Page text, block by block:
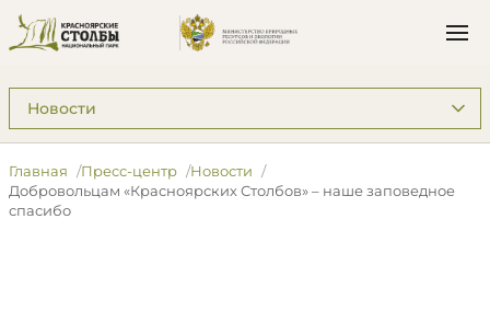
Подразделы: Пресс-центр
Главная Пресс-центр
Новости
​Добровольцам «Красноярских Столбов» – наше заповедное
спасибо